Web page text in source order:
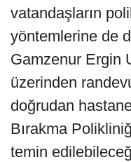
vatandaşların
yöntemlerine de
Gamzenur Ergin
üzerinden
doğrudan
Bırakma
temin